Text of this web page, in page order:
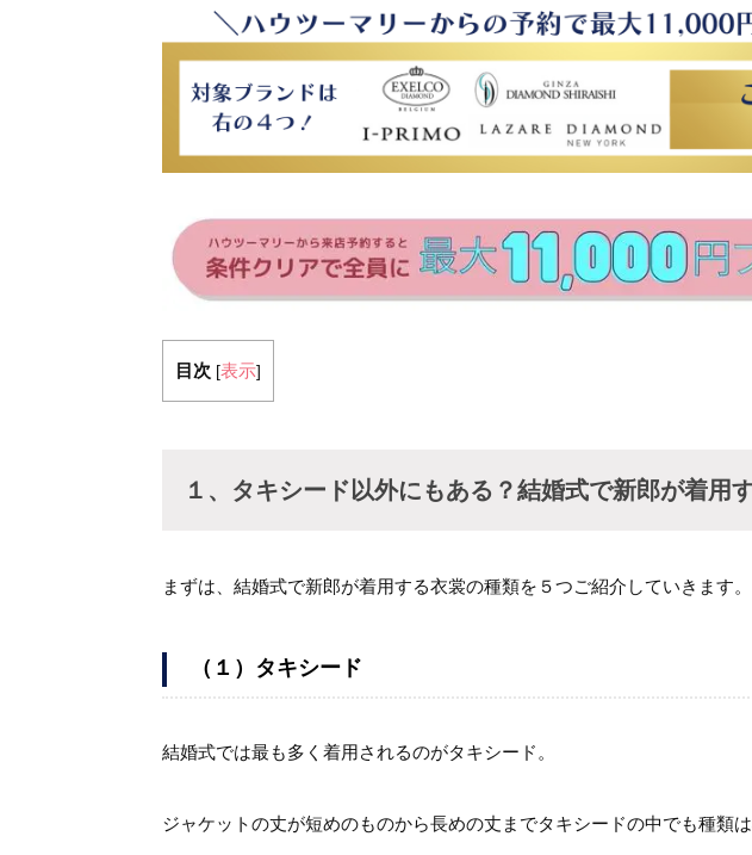
目次 [表示]
１、タキシード以外にもある？結婚式で新郎が着用
まずは、結婚式で新郎が着用する衣裳の種類を５つご紹介していきます。
（１）タキシード
結婚式では最も多く着用されるのがタキシード。
ジャケットの丈が短めのものから長めの丈までタキシードの中でも種類は